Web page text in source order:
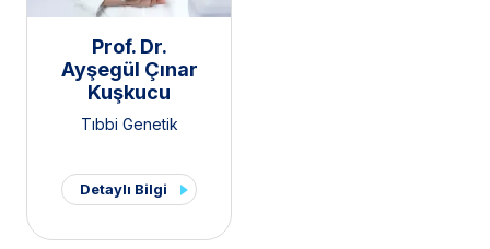
Prof. Dr.
Ayşegül Çınar
Kuşkucu
Tıbbi Genetik
Detaylı Bilgi